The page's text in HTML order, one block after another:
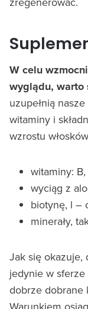
W celu
wyglądu, warto
uzupełnią
witaminy i
wzrostu
witaminy: B,
wyciąg z
biotynę, l –
minerały,
Jak się okazuje,
jedynie w
dobrze dobrane